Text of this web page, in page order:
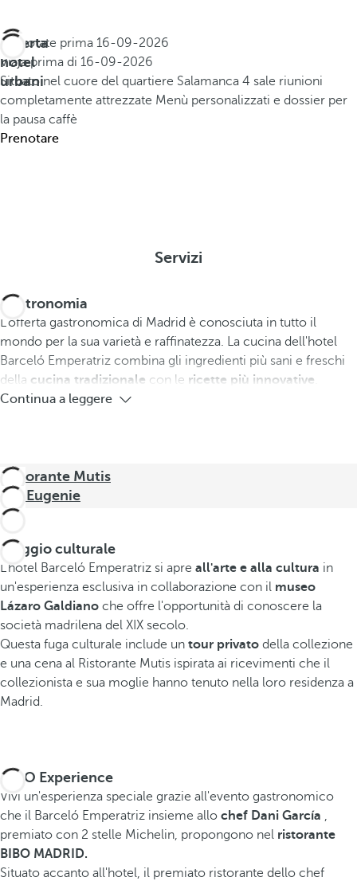
Offerta
hotel
urbani
Prenotate prima 16-09-2026
Viaja prima di 16-09-2026
Situato nel cuore del quartiere Salamanca 4 sale riunioni
completamente attrezzate Menù personalizzati e dossier per
la pausa caffè
Prenotare
Servizi
Gastronomia
L'offerta gastronomica di Madrid è conosciuta in tutto il
mondo per la sua varietà e raffinatezza. La cucina dell'hotel
Barceló Emperatriz combina gli ingredienti più sani e freschi
della cucina tradizionale con le ricette più innovative
Continua a leggere
Ristorante Mutis
Bar Eugenie
Viaggio culturale
L'hotel Barceló Emperatriz si apre all'arte e alla cultura in
un'esperienza esclusiva in collaborazione con il museo
Lázaro Galdiano che offre l'opportunità di conoscere la
società madrilena del XIX secolo.
Questa fuga culturale include un tour privato della collezione
e una cena al Ristorante Mutis ispirata ai ricevimenti che il
collezionista e sua moglie hanno tenuto nella loro residenza a
Madrid.
BIBO Experience
Vivi un'esperienza speciale grazie all'evento gastronomico
che il Barceló Emperatriz insieme allo chef Dani García ,
premiato con 2 stelle Michelin, propongono nel ristorante
BIBO MADRID.
Situato accanto all'hotel, il premiato ristorante dello chef